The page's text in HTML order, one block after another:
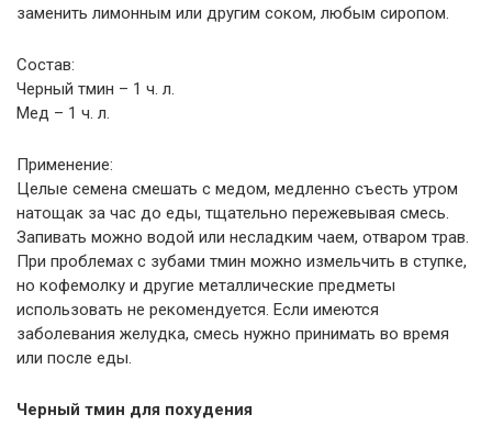
заменить лимонным или другим соком, любым сиропом.
Состав:
Черный тмин – 1 ч. л.
Мед – 1 ч. л.
Применение:
Целые семена смешать с медом, медленно съесть утром
натощак за час до еды, тщательно пережевывая смесь.
Запивать можно водой или несладким чаем, отваром трав.
При проблемах с зубами тмин можно измельчить в ступке,
но кофемолку и другие металлические предметы
использовать не рекомендуется. Если имеются
заболевания желудка, смесь нужно принимать во время
или после еды.
Черный тмин для похудения